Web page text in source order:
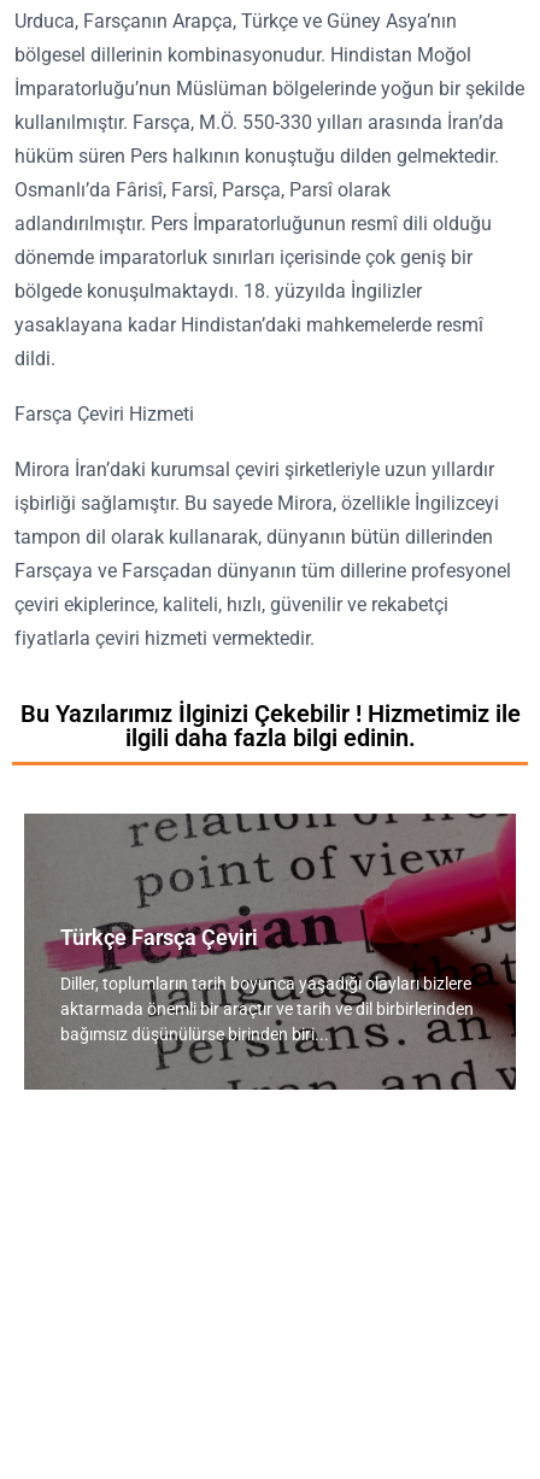
Urduca, Farsçanın Arapça, Türkçe ve Güney Asya’nın
bölgesel dillerinin kombinasyonudur. Hindistan Moğol
İmparatorluğu’nun Müslüman bölgelerinde yoğun bir şekilde
kullanılmıştır. Farsça, M.Ö. 550-330 yılları arasında İran’da
hüküm süren Pers halkının konuştuğu dilden gelmektedir.
Osmanlı’da Fârisî, Farsî, Parsça, Parsî olarak
adlandırılmıştır. Pers İmparatorluğunun resmî dili olduğu
dönemde imparatorluk sınırları içerisinde çok geniş bir
bölgede konuşulmaktaydı. 18. yüzyılda İngilizler
yasaklayana kadar Hindistan’daki mahkemelerde resmî
dildi.
Farsça Çeviri Hizmeti
Mirora İran’daki kurumsal çeviri şirketleriyle uzun yıllardır
işbirliği sağlamıştır. Bu sayede Mirora, özellikle İngilizceyi
tampon dil olarak kullanarak, dünyanın bütün dillerinden
Farsçaya ve Farsçadan dünyanın tüm dillerine profesyonel
çeviri ekiplerince, kaliteli, hızlı, güvenilir ve rekabetçi
fiyatlarla çeviri hizmeti vermektedir.
Bu Yazılarımız İlginizi Çekebilir ! Hizmetimiz ile
ilgili daha fazla bilgi edinin.
Türkçe Farsça Çeviri
Diller, toplumların tarih boyunca yaşadığı olayları bizlere
aktarmada önemli bir araçtır ve tarih ve dil birbirlerinden
bağımsız düşünülürse birinden biri...